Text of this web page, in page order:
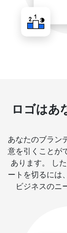
ロゴはあ
あなたのブラン
意を引くことが
あります。 し
ートを切るには
ビジネスのニ